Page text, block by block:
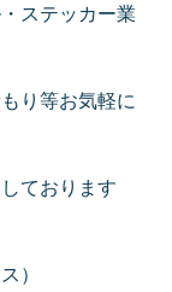
ステッカー業
り等お気軽に
ております
）